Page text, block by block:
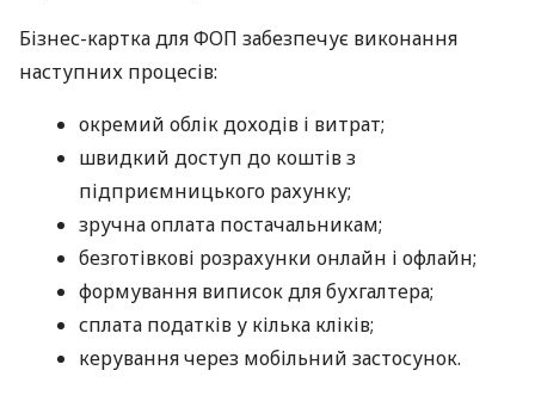
Бізнес-картка для ФОП забезпечує виконання
наступних процесів:
окремий облік доходів і витрат;
швидкий доступ до коштів з
підприємницького рахунку;
зручна оплата постачальникам;
безготівкові розрахунки онлайн і офлайн;
формування виписок для бухгалтера;
сплата податків у кілька кліків;
керування через мобільний застосунок.